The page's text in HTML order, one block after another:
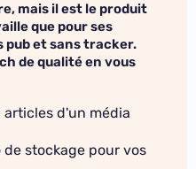
mais il est le produit
que pour ses
pub et sans tracker.
de qualité en vous
d'un média
de stockage pour vos